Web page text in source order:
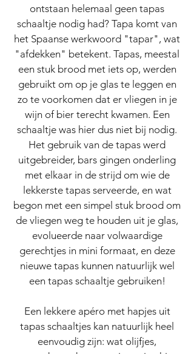
ontstaan helemaal geen tapas
schaaltje nodig had? Tapa komt van
het Spaanse werkwoord "tapar", wat
"afdekken" betekent. Tapas, meestal
een stuk brood met iets op, werden
gebruikt om op je glas te leggen en
zo te voorkomen dat er vliegen in je
wijn of bier terecht kwamen. Een
schaaltje was hier dus niet bij nodig.
Het gebruik van de tapas werd
uitgebreider, bars gingen onderling
met elkaar in de strijd om wie de
lekkerste tapas serveerde, en wat
begon met een simpel stuk brood om
de vliegen weg te houden uit je glas,
evolueerde naar volwaardige
gerechtjes in mini formaat, en deze
nieuwe tapas kunnen natuurlijk wel
een tapas schaaltje gebruiken!
Een lekkere apéro met hapjes uit
tapas schaaltjes kan natuurlijk heel
eenvoudig zijn: wat olijfjes,